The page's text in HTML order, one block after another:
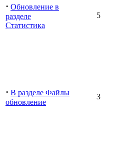
· Обновление в
разделе
Статистика
5
· В разделе Файлы
обновление
3